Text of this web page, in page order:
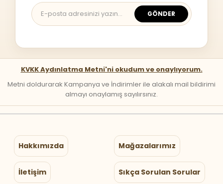
GÖNDER
KVKK Aydınlatma Metni'ni okudum ve onaylıyorum.
Metni doldurarak Kampanya ve İndirimler ile alakalı mail bildirimi
almayı onaylamış sayılırsınız.
Hakkımızda Mağazalarımız
İletişim Sıkça Sorulan Sorular